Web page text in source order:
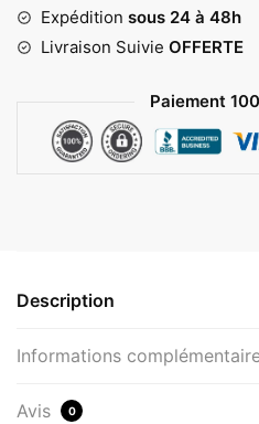
Expédition sous 24 à 48h
Livraison Suivie OFFERTE
Paiement
Description
Informations
Avis 0